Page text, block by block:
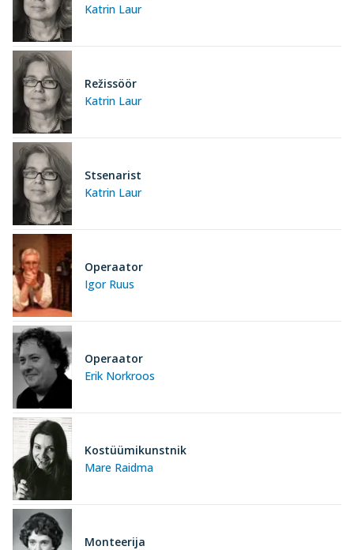
Katrin Laur
Katrin Laur
Režissöör
Katrin Laur
Stsenarist
Igor Ruus
Operaator
Erik Norkroos
Operaator
Mare Raidma
Kostüümikunstnik
Monteerija